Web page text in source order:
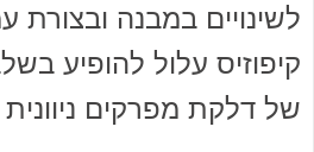
לשינויים במבנה ובצורת
קיפוזיס עלול להופיע
של דלקת מפרקים